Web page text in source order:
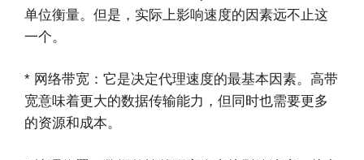
单位衡量。但是，实际上影响速度的因素远不止这
一个。
* 网络带宽：它是决定代理速度的最基本因素。高带
宽意味着更大的数据传输能力，但同时也需要更多
的资源和成本。